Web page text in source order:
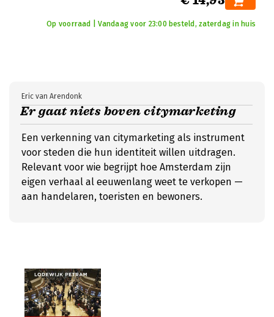
Op voorraad | Vandaag voor 23:00 besteld, zaterdag in huis
Er gaat niets boven citymarketing
Eric van Arendonk
Een verkenning van citymarketing als instrument
voor steden die hun identiteit willen uitdragen.
Relevant voor wie begrijpt hoe Amsterdam zijn
eigen verhaal al eeuwenlang weet te verkopen —
aan handelaren, toeristen en bewoners.